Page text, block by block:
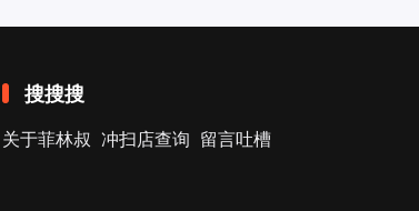
搜搜搜
关于菲林叔 冲扫店查询 留言吐槽